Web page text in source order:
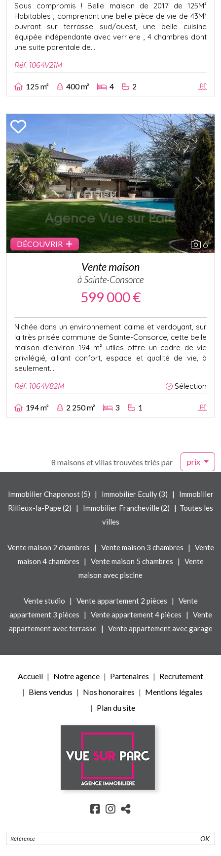
Sous compromis ! Belle maison de 2017 de 125M²
Habitables , comprenant une belle pièce de vie de 43M²
ouvrant sur terrasse sud/ouest, une belle cuisine
équipée indépendante avec verriere , 4 chambres dont
une suite parentale de...
Réf. 1064V21M
125 m² 400 m² 4 2
Previous Next
DÉCOUVRIR 6
Vente maison
à Sainte-Consorce
599 000 €
Nichée dans un environnement calme et verdoyant, sur
la très prisée commune de Sainte-Consorce, cette belle
maison d'environ 194 m² utiles offre un cadre de vie
privilégié, alliant confort, espace et qualité de vie, à
seulement...
Réf. 1064V82M Sélection
194 m² 2 250 m² 3 1
8 maisons et villas trouvées triés par prix
Immobilier Chaponost (5) | Immobilier Ecully (3) |
Immobilier
Rillieux-la-Pape (2)
| Immobilier Francheville (2) | Toutes les
villes
Vente maison 2 chambres | Vente maison 3 chambres | Vente
maison 4 chambres
| Vente maison 5 chambres | Vente
maison avec piscine
Vente studio | Vente appartement 2 pièces | Vente
appartement 3 pièces
| Vente appartement 4 pièces | Vente
appartement avec terrasse| Vente appartement avec garage
Accueil Notre agence Partenaires
Recrutement
Biens vendus
Nos honoraires
Mentions légales
Plan du site
OK